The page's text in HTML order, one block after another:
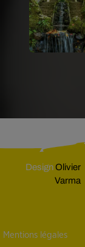
DesignOlivier
Varma
Mentions légales